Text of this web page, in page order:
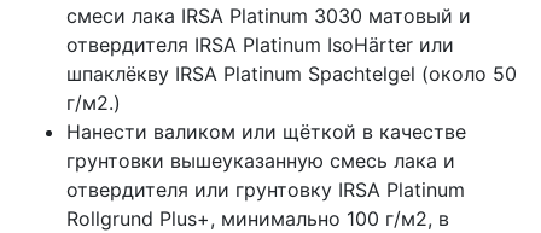
смеси лака IRSA Platinum 3030 матовый и
отвердителя IRSA Platinum IsoHärter или
шпаклёкву IRSA Platinum Spachtelgel (около 50
г/м2.)
Нанести валиком или щёткой в качестве
грунтовки вышеуказанную смесь лака и
отвердителя или грунтовку IRSA Platinum
Rollgrund Plus+, минимально 100 г/м2, в